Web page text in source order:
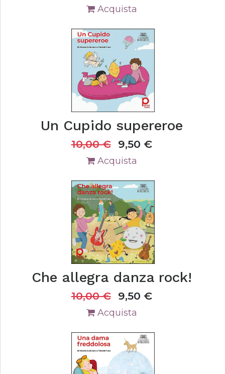
Acquista
Un Cupido supereroe
10,00€ 9,50 €
Acquista
Che allegra danza rock!
10,00€ 9,50 €
Acquista